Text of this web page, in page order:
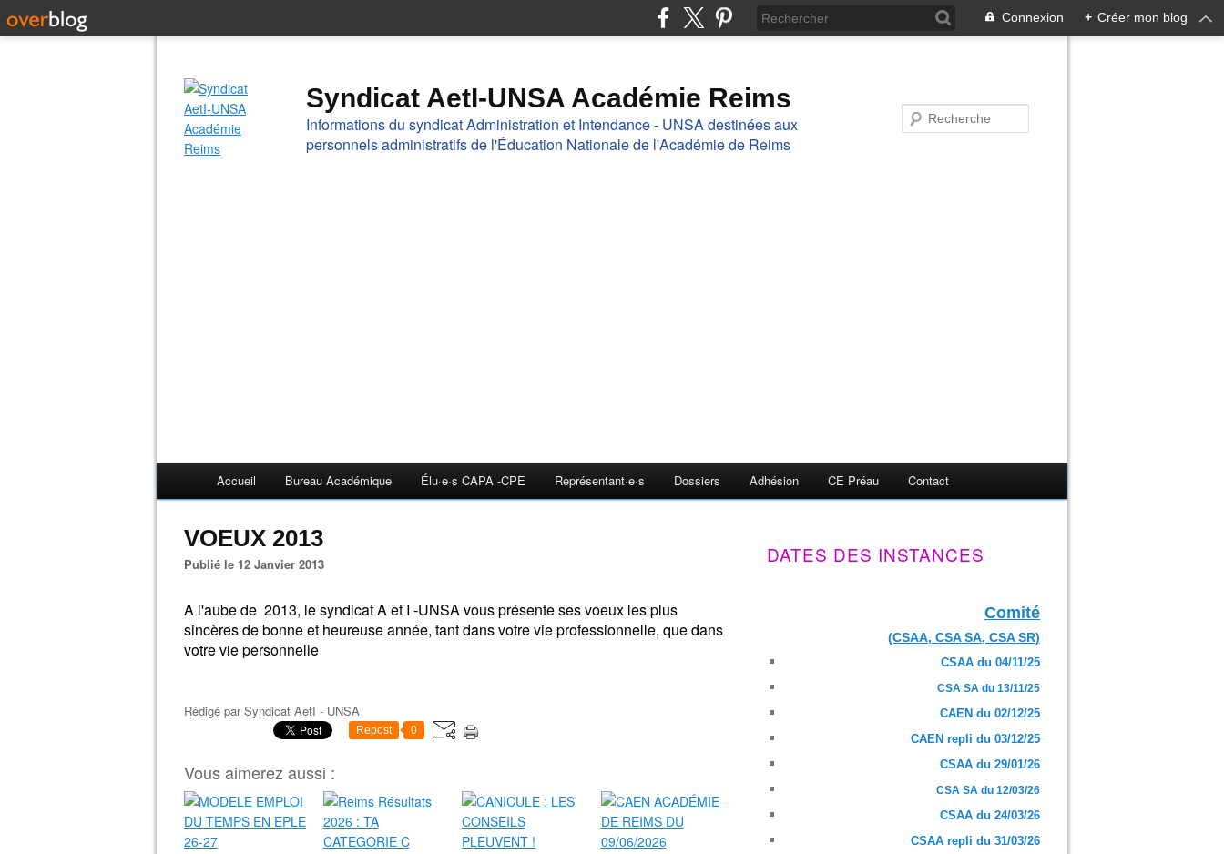
Connexion + Créer mon blog
Syndicat AetI-UNSA Académie Reims
Informations du syndicat Administration et Intendance - UNSA destinées aux
personnels administratifs de l'Éducation Nationale de l'Académie de Reims
Accueil Bureau Académique Élu·e·s CAPA -CPE Représentant·e·s Dossiers Adhésion CE Préau Contact
VOEUX 2013
Publié le 12 Janvier 2013
A l'aube de 2013, le syndicat A et I -UNSA vous présente ses voeux les plus
sincères de bonne et heureuse année, tant dans votre vie professionnelle, que dans
votre vie personnelle
Rédigé parSyndicat AetI - UNSA
Repost 0
Vous aimerez aussi :
DATES DES INSTANCES
Comité
(CSAA, CSA SA, CSA SR)
CSAA du 04/11/25
CSA SA du 13/11/25
CAEN du 02/12/25
CAEN repli du 03/12/25
CSAA du 29/01/26
CSA SA du 12/03/26
CSAA du 24/03/26
CSAA repli du 31/03/26